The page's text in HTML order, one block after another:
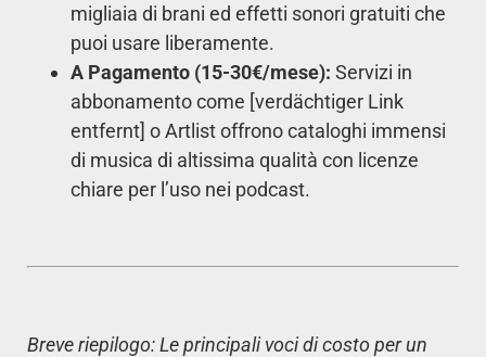
migliaia di brani ed effetti sonori gratuiti che
puoi usare liberamente.
A Pagamento (15-30€/mese): Servizi in
abbonamento come [verdächtiger Link
entfernt] o Artlist offrono cataloghi immensi
di musica di altissima qualità con licenze
chiare per l’uso nei podcast.
Breve riepilogo: Le principali voci di costo per un